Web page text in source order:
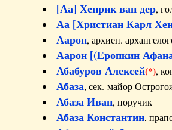
[Аа] Хенрик ван дер,
Аа [Христиан Карл
Аарон, архиеп.
Аарон [(Еропкин
Абабуров Алексей(*),
Абаза, сек.-майор
Абаза Иван, поручик
Абаза Константин,